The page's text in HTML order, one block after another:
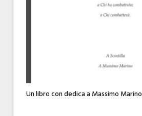
Un libro con dedica a Massimo Marino